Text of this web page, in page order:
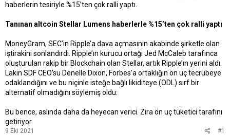
haberlerin tesiriyle %15’ten çok ralli yaptı.
Tanınan altcoin Stellar Lumens haberlerle %15’ten çok ralli yaptı
MoneyGram, SEC’in Ripple’a dava açmasının akabinde şirketle olan
iştirakini sonlandırdı. Ripple’ın kurucu ortağı Jed McCaleb tarafınca
oluşturulan rakip bir Blockchain olan Stellar, artık Ripple’ın yerini aldı.
Lakin SDF CEO’su Denelle Dixon, Forbes’a ortaklığın ön uç tecrübeye
odaklandığını ve bu niçinle isteğe bağlı likiditeye (ODL) sırf bir
alternatif olmadığını söylemiş oldu:
Bu bence, aslında daha da heyecan verici. Zira ön uç tüketici tarafını
getiriyor.
9 Eki 2021 #1